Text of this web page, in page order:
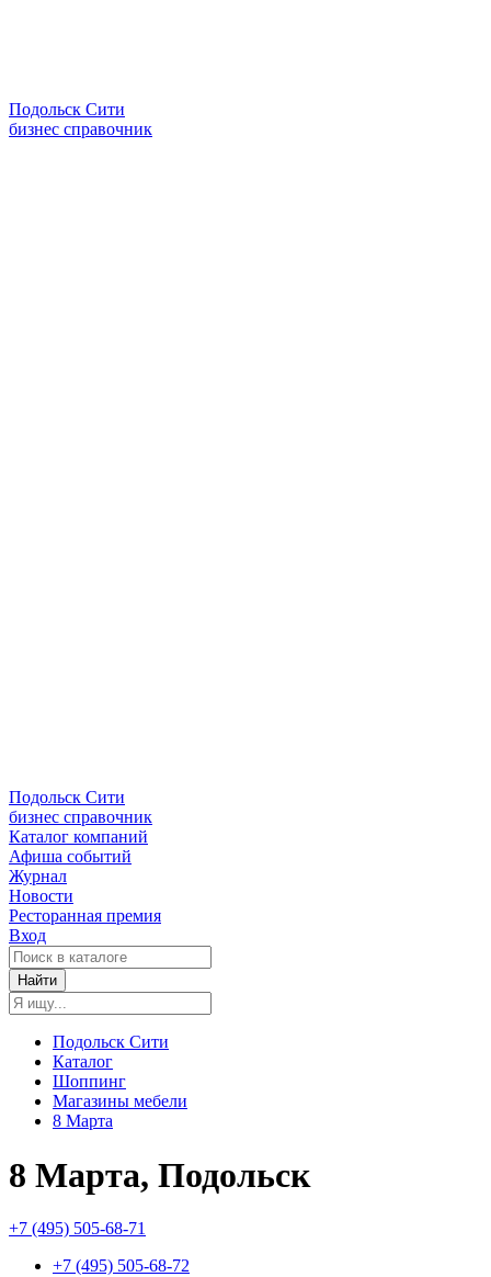
Подольск Сити
бизнес справочник
Подольск Сити
бизнес справочник
Каталог компаний
Афиша событий
Журнал
Новости
Ресторанная премия
Вход
Найти
Подольск Сити
Каталог
Шоппинг
Магазины мебели
8 Марта
8 Марта, Подольск
+7 (495) 505-68-71
+7 (495) 505-68-72